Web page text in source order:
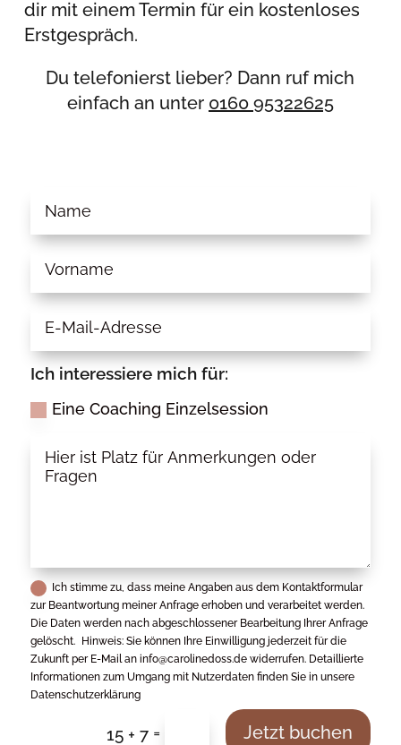
dir mit einem Termin für ein kostenloses
Erstgespräch.
Du telefonierst lieber? Dann ruf mich
einfach an unter 0160 95322625
Ich interessiere mich für:
Eine Coaching Einzelsession
Ich stimme zu, dass meine Angaben aus dem Kontaktformular
zur Beantwortung meiner Anfrage erhoben und verarbeitet werden.
Die Daten werden nach abgeschlossener Bearbeitung Ihrer Anfrage
gelöscht. Hinweis: Sie können Ihre Einwilligung jederzeit für die
Zukunft per E-Mail an info@carolinedoss.de widerrufen. Detaillierte
Informationen zum Umgang mit Nutzerdaten finden Sie in unsere
Datenschutzerklärung
15 + 7 = Jetzt buchen